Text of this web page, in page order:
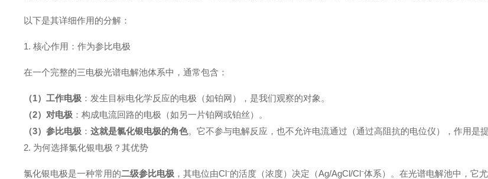
以下是其详细作用的分解：
1. 核心作用：作为参比电极
在一个完整的三电极光谱电解池体系中，通常包含：
（1）工作电极 ：发生目标电化学反应的电极（如铂网），是我们观察的对象。
（2）对电极 ：构成电流回路的电极（如另一片铂网或铂丝）。
（3）参比电极 ：这就是氯化银电极的角色。它不参与电解反应，也不允许电流通过（通过高阻抗的电位仪），作用是
2. 为何选择氯化银电极？其优势
氯化银电极是一种常用的二级参比电极 ，其电位由Cl⁻的活度（浓度）决定（Ag/AgCl/Cl⁻体系）。在光谱电解池中，它